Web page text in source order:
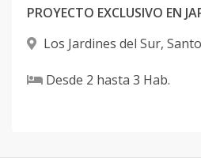
PROYECTO EXCLUSIVO EN
Los Jardines del Sur,
Desde 2 hasta 3 Hab.